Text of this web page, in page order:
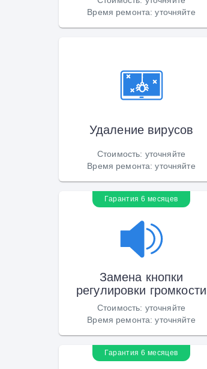
Время ремонта:уточняйте
Удаление вирусов
Стоимость: уточняйте
Время ремонта:уточняйте
Гарантия 6 месяцев
Замена кнопки
регулировки громкости
Стоимость: уточняйте
Время ремонта:уточняйте
Гарантия 6 месяцев